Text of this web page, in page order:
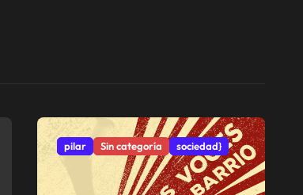
pilar Sin categoría sociedad}